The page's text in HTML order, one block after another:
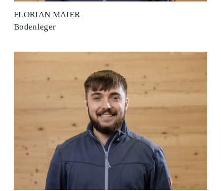
FLORIAN MAIER
Bodenleger